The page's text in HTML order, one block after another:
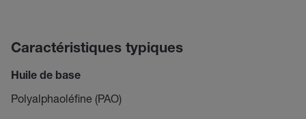
Caractéristiques typiques
Huile de base
Polyalphaoléfine (PAO)